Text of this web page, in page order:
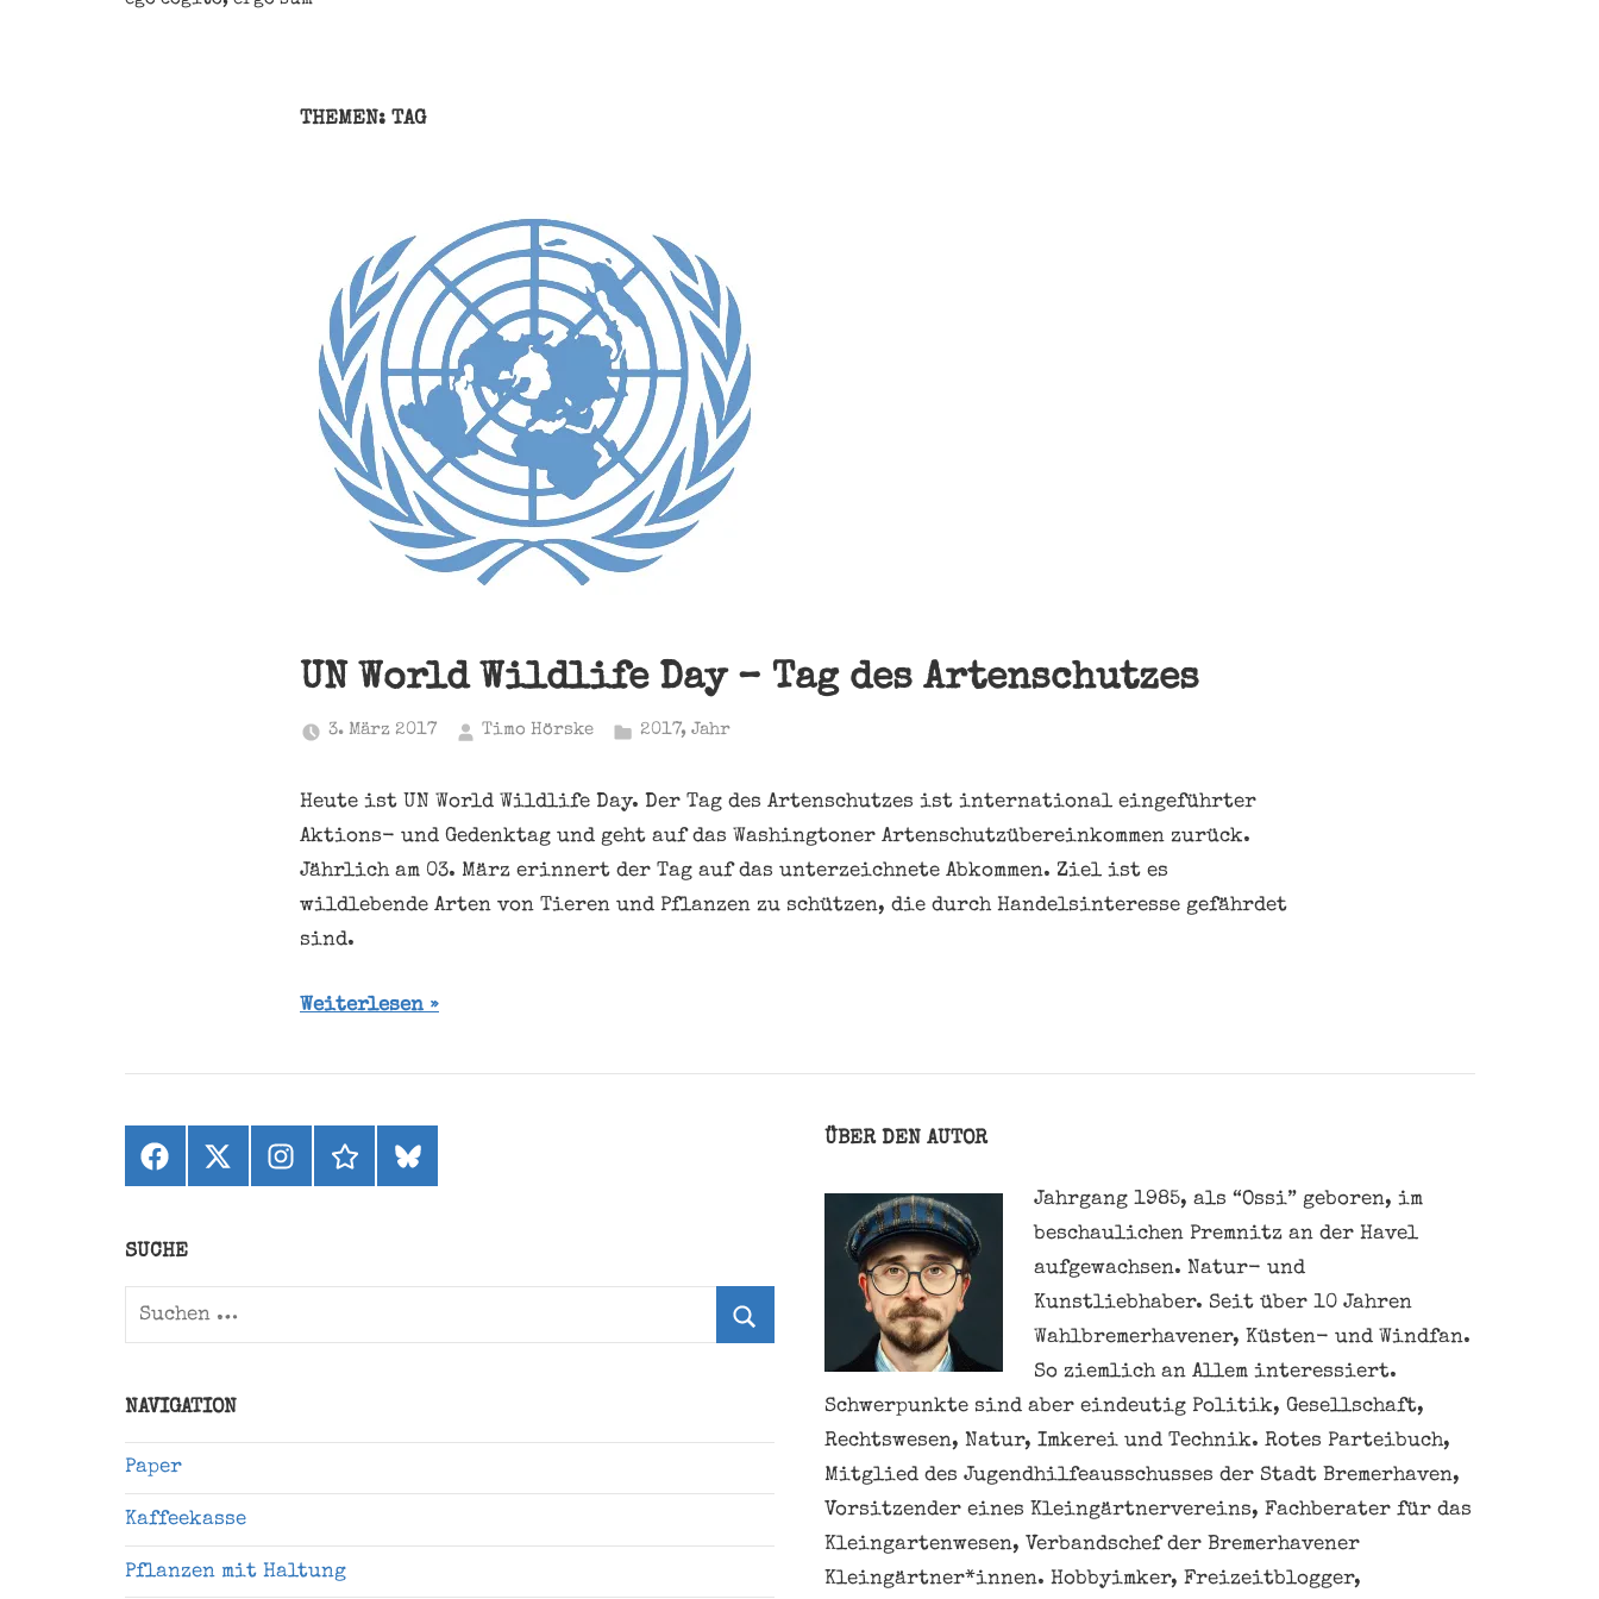
THEMEN: TAG
UN World Wildlife Day – Tag des Artenschutzes
3. März 2017 Timo Hörske 2017, Jahr
Heute ist UN World Wildlife Day. Der Tag des Artenschutzes ist international eingeführter
Aktions- und Gedenktag und geht auf das Washingtoner Artenschutzübereinkommen zurück.
Jährlich am 03. März erinnert der Tag auf das unterzeichnete Abkommen. Ziel ist es
wildlebende Arten von Tieren und Pflanzen zu schützen, die durch Handelsinteresse gefährdet
sind.
Weiterlesen
Facebook
X
(ehemals
Instagramthreadsbluesky
SUCHE
Suchen
NAVIGATION
Paper
Kaffeekasse
Pflanzen mit Haltung
ÜBER DEN AUTOR
Jahrgang 1985, als “Ossi” geboren, im
beschaulichen Premnitz an der Havel
aufgewachsen. Natur- und
Kunstliebhaber. Seit über 10 Jahren
Wahlbremerhavener, Küsten- und Windfan.
So ziemlich an Allem interessiert.
Schwerpunkte sind aber eindeutig Politik, Gesellschaft,
Rechtswesen, Natur, Imkerei und Technik. Rotes Parteibuch,
Mitglied des Jugendhilfeausschusses der Stadt Bremerhaven,
Vorsitzender eines Kleingärtnervereins, Fachberater für das
Kleingartenwesen, Verbandschef der Bremerhavener
Kleingärtner*innen. Hobbyimker, Freizeitblogger,